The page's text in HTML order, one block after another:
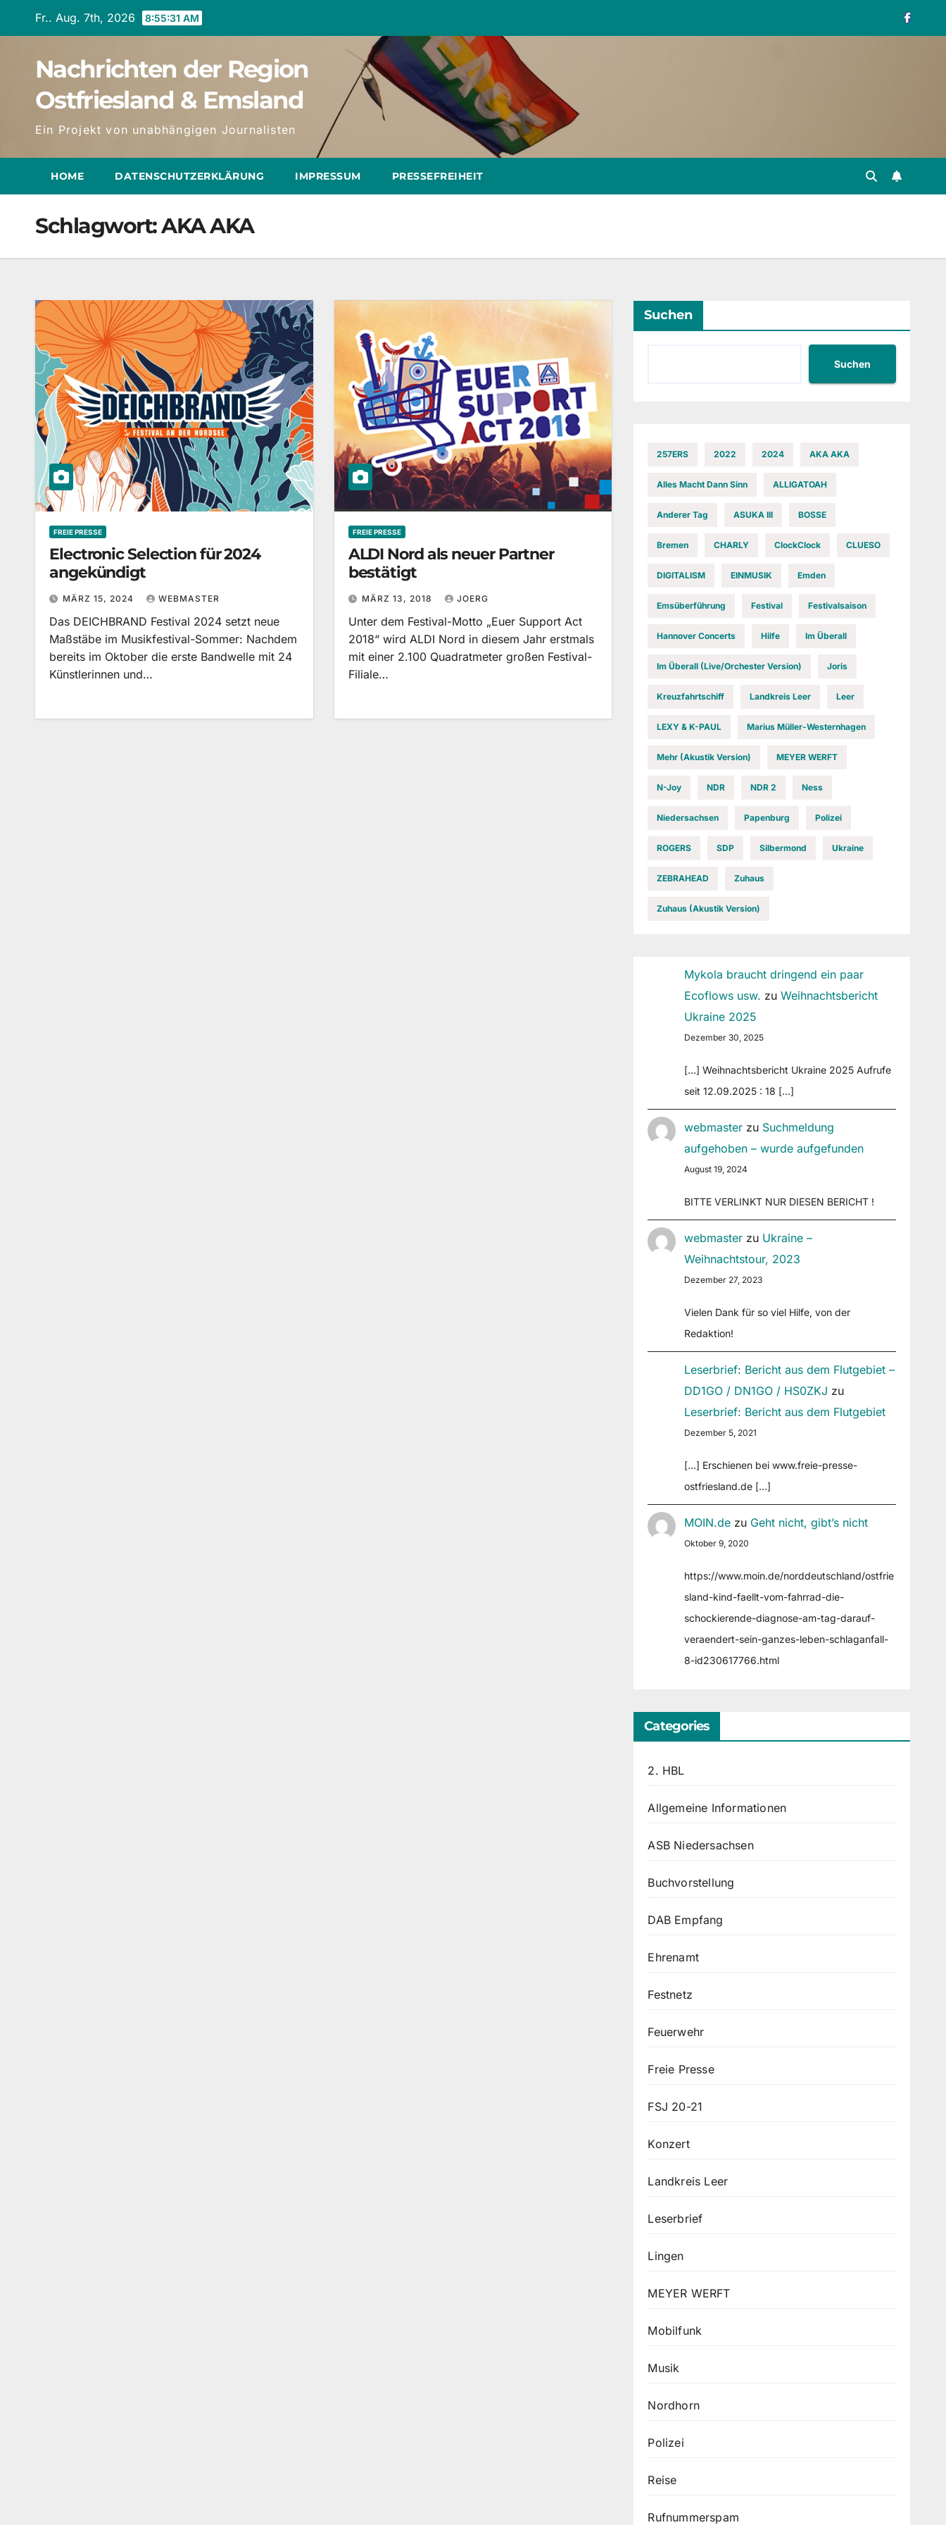
Fr.. Aug. 7th, 2026 8:55:32 AM
Nachrichten der Region
Ostfriesland & Emsland
Ein Projekt von unabhängigen Journalisten
HOME DATENSCHUTZERKLÄRUNG IMPRESSUM PRESSEFREIHEIT
Schlagwort:AKA AKA
FREIE PRESSE
Electronic Selection für 2024
angekündigt
MÄRZ 15, 2024 WEBMASTER
Das DEICHBRAND Festival 2024 setzt neue
Maßstäbe im Musikfestival-Sommer: Nachdem
bereits im Oktober die erste Bandwelle mit 24
Künstlerinnen und…
FREIE PRESSE
ALDI Nord als neuer Partner
bestätigt
MÄRZ 13, 2018 JOERG
Unter dem Festival-Motto „Euer Support Act
2018“ wird ALDI Nord in diesem Jahr erstmals
mit einer 2.100 Quadratmeter großen Festival-
Filiale…
Suchen
Suchen
257ERS 2022 2024 AKA AKA
Alles Macht Dann Sinn ALLIGATOAH
Anderer Tag ASUKA III BOSSE
Bremen CHARLY ClockClock CLUESO
DIGITALISM EINMUSIK Emden
Emsüberführung Festival Festivalsaison
Hannover Concerts Hilfe Im Überall
Im Überall (Live/Orchester Version) Joris
Kreuzfahrtschiff Landkreis Leer Leer
LEXY & K-PAUL Marius Müller-Westernhagen
Mehr (Akustik Version) MEYER WERFT
N-Joy NDR NDR 2 Ness
Niedersachsen Papenburg Polizei
ROGERS SDP Silbermond Ukraine
ZEBRAHEAD Zuhaus
Zuhaus (Akustik Version)
Mykola braucht dringend ein paar
Ecoflows usw. zuWeihnachtsbericht
Ukraine 2025
Dezember 30, 2025
[…] Weihnachtsbericht Ukraine 2025 Aufrufe
seit 12.09.2025 : 18 […]
webmaster zu Suchmeldung
aufgehoben – wurde aufgefunden
August 19, 2024
BITTE VERLINKT NUR DIESEN BERICHT !
webmaster zu Ukraine –
Weihnachtstour, 2023
Dezember 27, 2023
Vielen Dank für so viel Hilfe, von der
Redaktion!
Leserbrief: Bericht aus dem Flutgebiet –
DD1GO / DN1GO / HS0ZKJ zu
Leserbrief: Bericht aus dem Flutgebiet
Dezember 5, 2021
[…] Erschienen bei www.freie-presse-
ostfriesland.de […]
MOIN.de zu Geht nicht, gibt’s nicht
Oktober 9, 2020
https://www.moin.de/norddeutschland/ostfrie
sland-kind-faellt-vom-fahrrad-die-
schockierende-diagnose-am-tag-darauf-
veraendert-sein-ganzes-leben-schlaganfall-
8-id230617766.html
Categories
2. HBL
Allgemeine Informationen
ASB Niedersachsen
Buchvorstellung
DAB Empfang
Ehrenamt
Festnetz
Feuerwehr
Freie Presse
FSJ 20-21
Konzert
Landkreis Leer
Leserbrief
Lingen
MEYER WERFT
Mobilfunk
Musik
Nordhorn
Polizei
Reise
Rufnummerspam